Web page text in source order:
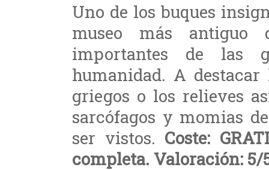
Uno de los buques
museo más antiguo
importantes de las
humanidad. A
griegos o los relieves
sarcófagos y momias
ser vistos. Coste:
completa. Valoración: 5/